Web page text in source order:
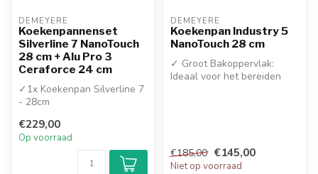
DEMEYERE
Koekenpannenset
Silverline 7 NanoTouch
28 cm + Alu Pro 3
Ceraforce 24 cm
✓1x Koekenpan Silverline 7
- 28cm
24cm
€229,00
Op voorraad
DEMEYERE
Koekenpan Industry 5
NanoTouch 28 cm
✓ Groot Bakoppervlak:
Ideaal voor het bereiden
€185,00 €145,00
Niet op voorraad